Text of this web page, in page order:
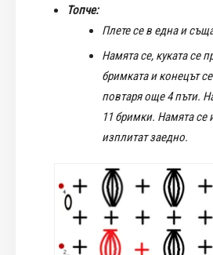
Топче:
Плете се в една и
Намята се, куката се
бримката и конецът
повтаря още 4 пъти.
11 бримки. Намята се
изплитат заедно.